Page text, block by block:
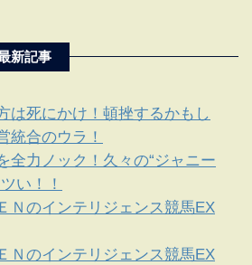
新記事
は死にかけ！頓挫するかもし
統合のウラ！
全力ノック！久々の“ジャニー
い！！
Ｎのインテリジェンス競馬EX
Ｎのインテリジェンス競馬EX